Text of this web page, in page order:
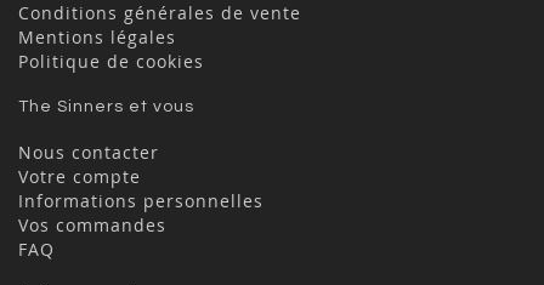
Conditions générales de vente
Mentions légales
Politique de cookies
The Sinners et vous
Nous contacter
Votre compte
Informations personnelles
Vos commandes
FAQ